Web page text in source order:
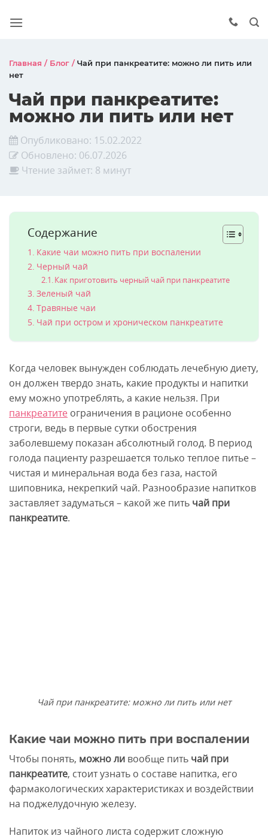
Главная / Блог /Чай при панкреатите: можно ли пить или
нет
Чай при панкреатите:
можно ли пить или нет
Опубликовано: 15.02.2022
Обновлено: 06.07.2026
Чтение займет: 8 минут
Содержание
Какие чаи можно пить при воспалении
Черный чай
Как приготовить черный чай при панкреатите
Зеленый чай
Травяные чаи
Чай при остром и хроническом панкреатите
Когда человек вынужден соблюдать лечебную диету,
он должен твердо знать, какие продукты и напитки
ему можно употреблять, а какие нельзя. При
панкреатите ограничения в рационе особенно
строги, ведь в первые сутки обострения
заболевшему показан абсолютный голод. В период
голода пациенту разрешается только теплое питье –
чистая и минеральная вода без газа, настой
шиповника, некрепкий чай. Разнообразие напитков
заставляет задуматься – какой же пить чай при
панкреатите.
Чай при панкреатите: можно ли пить или нет
Какие чаи можно пить при воспалении
Чтобы понять, можно ли вообще пить чай при
панкреатите, стоит узнать о составе напитка, его
фармакологических характеристиках и воздействии
на поджелудочную железу.
Напиток из чайного листа содержит сложную